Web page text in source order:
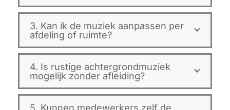
3. Kan ik de muziek aanpassen per
afdeling of ruimte?
4. Is rustige achtergrondmuziek
mogelijk zonder afleiding?
5. Kunnen medewerkers zelf de